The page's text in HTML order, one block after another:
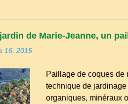
nord-occitan . Bien
il reste une langue
désigner quelqu'un
de Marie-Jeanne, un
16, 2015
Paillage de coques
technique de
organiques, minéraux